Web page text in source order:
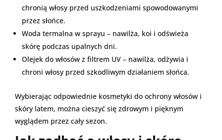
chronią włosy przed uszkodzeniami spowodowanymi
przez słońce.
Woda termalna w sprayu – nawilża, koi i odświeża
skórę podczas upalnych dni.
Olejek do włosów z filtrem UV – nawilża, odżywia i
chroni włosy przed szkodliwym działaniem słońca.
Wybierając odpowiednie kosmetyki do ochrony włosów i
skóry latem, można cieszyć się zdrowym i pięknym
wyglądem przez cały sezon.